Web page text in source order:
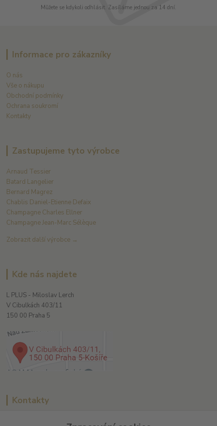
Můžete se kdykoli odhlásit. Zasíláme jednou za 14 dní.
Informace pro zákazníky
O nás
Vše o nákupu
Obchodní podmínky
Ochrana soukromí
Kontakty
Zastupujeme tyto výrobce
Arnaud Tessier
Batard Langelier
Bernard Magrez
Chablis Daniel-Etienne Defaix
Champagne Charles Ellner
Champagne Jean-Marc Sélèque
Zobrazit další výrobce →
Kde nás najdete
L PLUS - Miloslav Lerch
V Cibulkách 403/11
150 00 Praha 5
Kontakty